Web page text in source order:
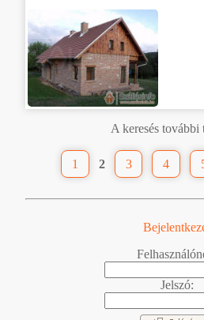
A keresés további
1 2 3 4
Jelszó: